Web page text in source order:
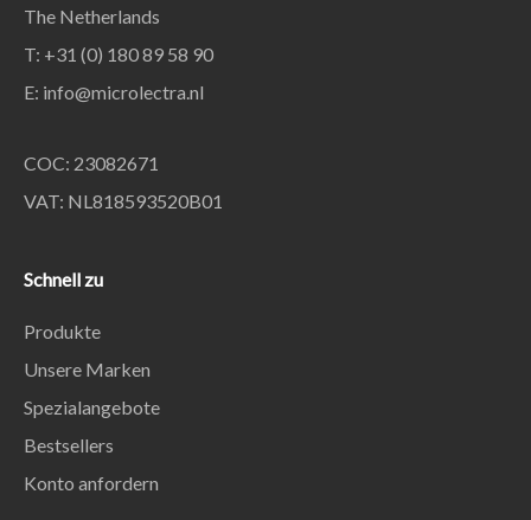
The Netherlands
T: +31 (0) 180 89 58 90
E: info@microlectra.nl
COC: 23082671
VAT: NL818593520B01
Schnell zu
Produkte
Unsere Marken
Spezialangebote
Bestsellers
Konto anfordern